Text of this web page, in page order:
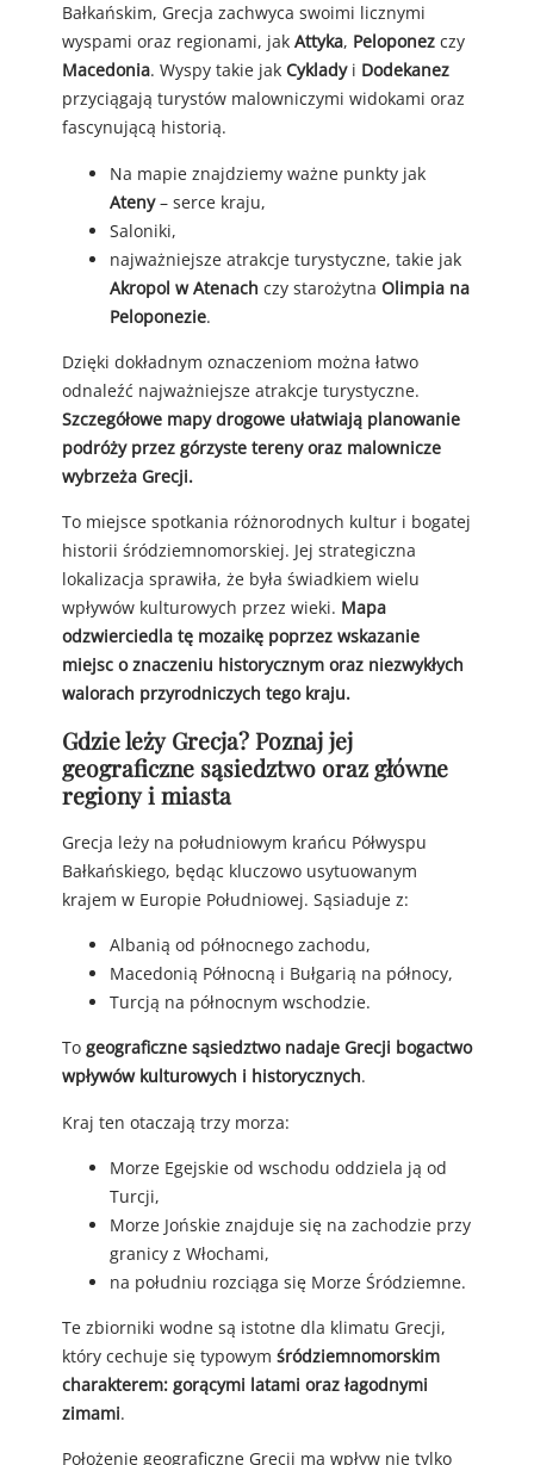
Bałkańskim, Grecja zachwyca swoimi licznymi
wyspami oraz regionami, jak Attyka, Peloponez czy
Macedonia. Wyspy takie jak Cykladyi Dodekanez
przyciągają turystów malowniczymi widokami oraz
fascynującą historią.
Na mapie znajdziemy ważne punkty jak
Ateny– serce kraju,
Saloniki,
najważniejsze atrakcje turystyczne, takie jak
Akropol w Atenach czy starożytna Olimpia na
Peloponezie.
Dzięki dokładnym oznaczeniom można łatwo
odnaleźć najważniejsze atrakcje turystyczne.
Szczegółowe mapy drogowe ułatwiają planowanie
podróży przez górzyste tereny oraz malownicze
wybrzeża Grecji.
To miejsce spotkania różnorodnych kultur i bogatej
historii śródziemnomorskiej. Jej strategiczna
lokalizacja sprawiła, że była świadkiem wielu
wpływów kulturowych przez wieki. Mapa
odzwierciedla tę mozaikę poprzez wskazanie
miejsc o znaczeniu historycznym oraz niezwykłych
walorach przyrodniczych tego kraju.
Gdzie leży Grecja? Poznaj jej
geograficzne sąsiedztwo oraz główne
regiony i miasta
Grecja leży na południowym krańcu Półwyspu
Bałkańskiego, będąc kluczowo usytuowanym
krajem w Europie Południowej. Sąsiaduje z:
Albanią od północnego zachodu,
Macedonią Północną i Bułgarią na północy,
Turcją na północnym wschodzie.
To geograficzne sąsiedztwo nadaje Grecji bogactwo
wpływów kulturowych i historycznych.
Kraj ten otaczają trzy morza:
Morze Egejskie od wschodu oddziela ją od
Turcji,
Morze Jońskie znajduje się na zachodzie przy
granicy z Włochami,
na południu rozciąga się Morze Śródziemne.
Te zbiorniki wodne są istotne dla klimatu Grecji,
który cechuje się typowym śródziemnomorskim
charakterem: gorącymi latami oraz łagodnymi
zimami.
Położenie geograficzne Grecji ma wpływ nie tylko